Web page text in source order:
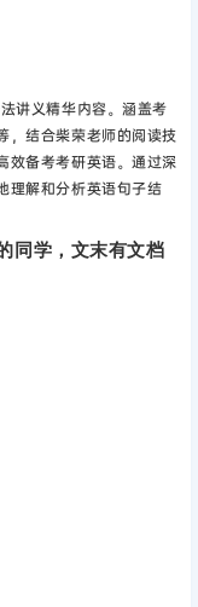
讲义精华内容。涵盖考
，结合柴荣老师的阅读技
效备考考研英语。通过深
理解和分析英语句子结
同学，文末有文档